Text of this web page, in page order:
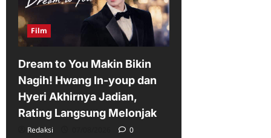
Film
Dream to You Makin Bikin
Nagih! Hwang In-youp dan
Hyeri Akhirnya Jadian,
Rating Langsung Melonjak
Redaksi 0